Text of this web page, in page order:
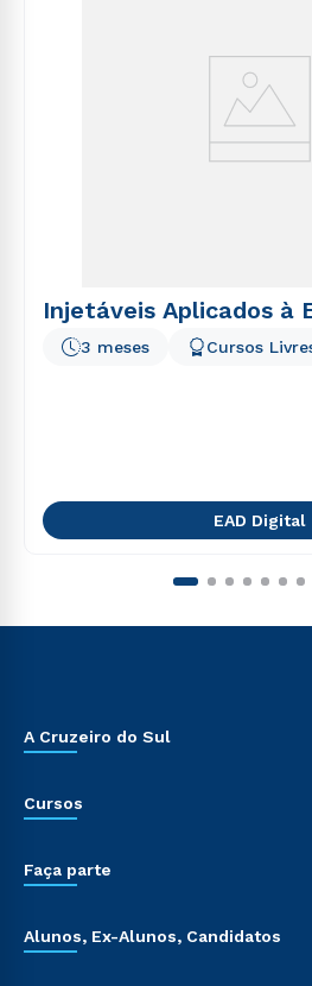
Injetáveis Aplicados à
3 meses Cursos
EAD Digital
A Cruzeiro do Sul
Cursos
Faça parte
Alunos, Ex-Alunos, Candidatos